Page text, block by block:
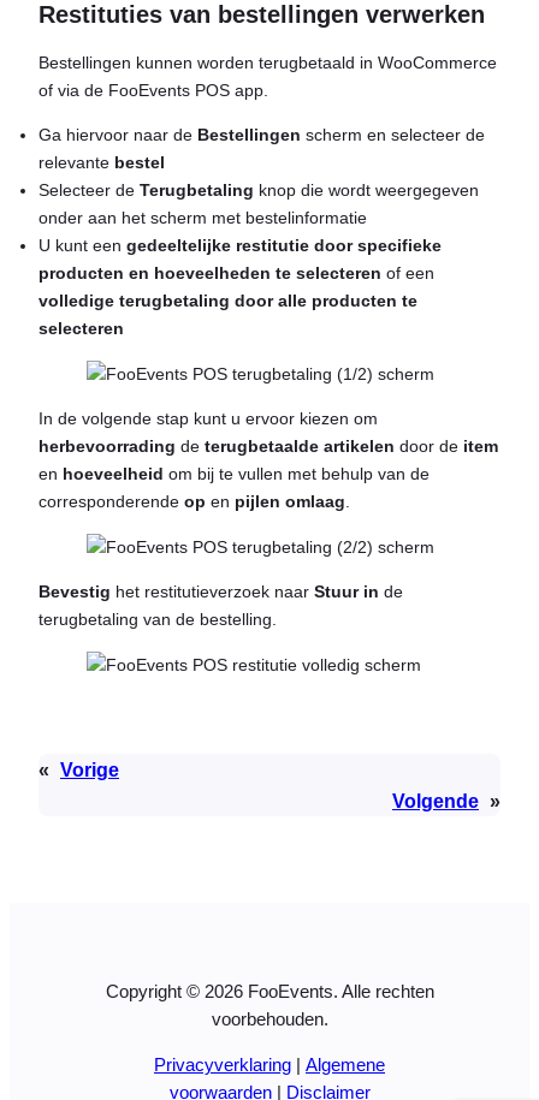
Restituties van bestellingen verwerken
Bestellingen kunnen worden terugbetaald in WooCommerce
of via de FooEvents POS app.
Ga hiervoor naar de Bestellingen scherm en selecteer de
relevante bestel
Selecteer de Terugbetaling knop die wordt weergegeven
onder aan het scherm met bestelinformatie
U kunt een gedeeltelijke restitutie door specifieke
producten en hoeveelheden te selecteren of een
volledige terugbetaling door alle producten te
selecteren
In de volgende stap kunt u ervoor kiezen om
herbevoorrading de terugbetaalde artikelen door de item
en hoeveelheid om bij te vullen met behulp van de
corresponderende op en pijlen omlaag.
Bevestig het restitutieverzoek naar Stuur in de
terugbetaling van de bestelling.
« Vorige
Volgende »
Copyright © 2026 FooEvents. Alle rechten
voorbehouden.
Privacyverklaring
Algemene
voorwaarden| Disclaimer